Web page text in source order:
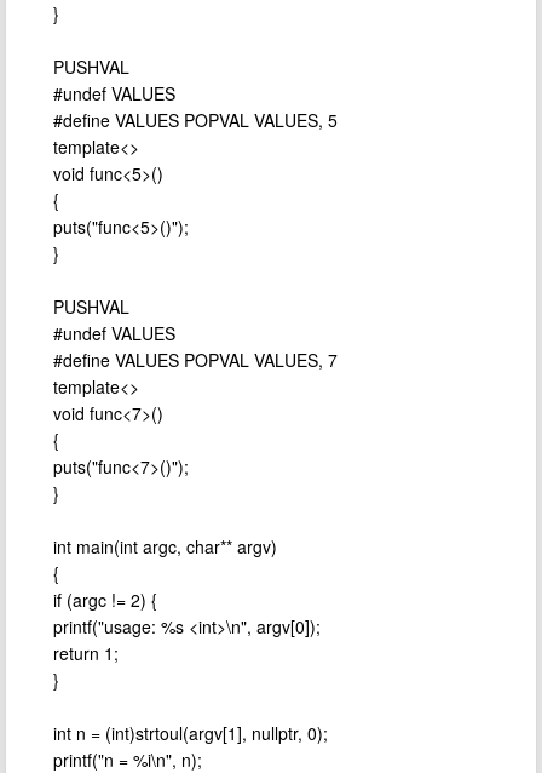
}
PUSHVAL
#undef VALUES
#define VALUES POPVAL VALUES, 5
template<>
void func<5>()
{
puts("func<5>()");
}
PUSHVAL
#undef VALUES
#define VALUES POPVAL VALUES, 7
template<>
void func<7>()
{
puts("func<7>()");
}
int main(int argc, char** argv)
{
if (argc != 2) {
printf("usage: %s <int>\n", argv[0]);
return 1;
}
int n = (int)strtoul(argv[1], nullptr, 0);
printf("n = %i\n", n);